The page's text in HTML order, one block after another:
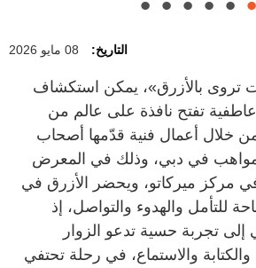
التاريخ: 08 مايو 2026
تروى بالأزرق»، يمكن استكشاف
تفتح نافذة على عالم من
من خلال أعمال فنية قدّمها أصحاب
مواهب في دبي، وذلك في المعرض
مركز ميركاتو، ويحضر الأزرق في
للتأمل والهدوء والتواصل، إذ
تجربة حسية تدعو الزوار
والاستماع، في رحلة تحتفي